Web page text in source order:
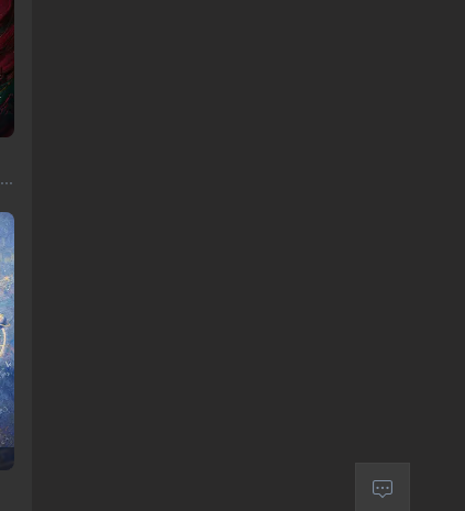
艾米,侯明昊,王以纶,马秋元,米热,何润东,刘令姿,郑雅文,陶昕然,程莉莎,王丽坤,金莎,庞博,苏袀禾,满江,盛一伦,党涛,张雨剑,锦超,王润泽,杨凯淳,程宇峰,邵桐,博尔吉特,蒋中炜,延霈,郑雨轩,陈一诺,雷浩轩,曲芷含,王靖雯,焦建,张千叶